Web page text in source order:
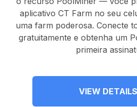
aplicativo CT Farm no seu
uma farm poderosa. Conecte
gratuitamente e obtenha um
primeira
VIEW DETAILS